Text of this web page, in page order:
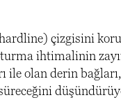
çizgisini
ihtimalinin
ile olan derin